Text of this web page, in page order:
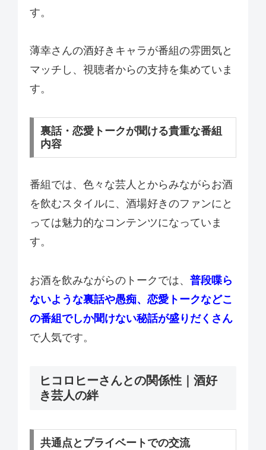
す。
薄幸さんの酒好きキャラが番組の雰囲気と
マッチし、視聴者からの支持を集めていま
す。
裏話・恋愛トークが聞ける貴重な番組
内容
番組では、色々な芸人とからみながらお酒
を飲むスタイルに、酒場好きのファンにと
っては魅力的なコンテンツになっていま
す。
お酒を飲みながらのトークでは、 普段喋ら
ないような裏話や愚痴、恋愛トークなどこ
の番組でしか聞けない秘話が盛りだくさん
で人気です。
ヒコロヒーさんとの関係性｜酒好
き芸人の絆
共通点とプライベートでの交流